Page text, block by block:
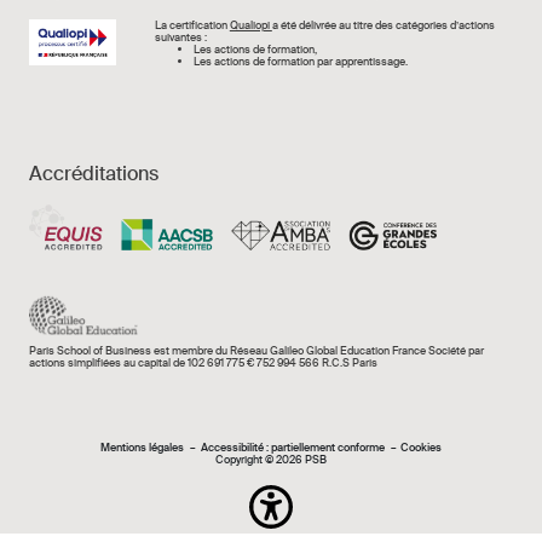
Image La certificationQualiopia été délivrée au titre des catégories d’actions
suivantes :
Les actions de formation,
Les actions de formation par apprentissage.
Accréditations
Paris School of Business est membre du Réseau Galileo Global Education France Société par
actions simplifiées au capital de 102 691 775 € 752 994 566 R.C.S Paris
Mentions légales
Mentions légales Accessibilité : partiellement conforme
Cookies
Copyright © 2026 PSB